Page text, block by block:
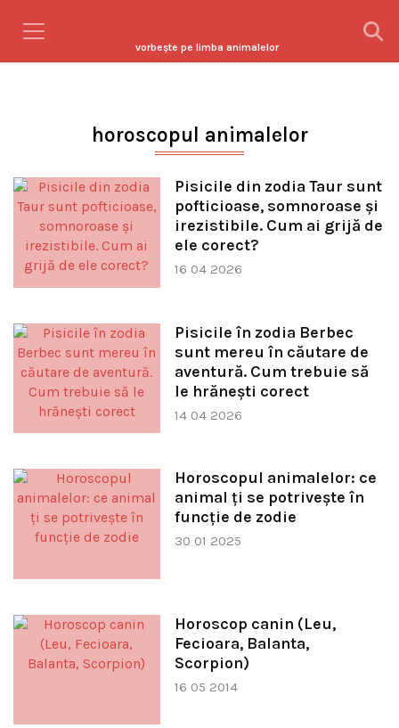
vorbeşte pe limba animalelor
horoscopul animalelor
Pisicile din zodia Taur sunt
pofticioase, somnoroase și
irezistibile. Cum ai grijă de
ele corect?
16 04 2026
Pisicile în zodia Berbec
sunt mereu în căutare de
aventură. Cum trebuie să
le hrănești corect
14 04 2026
Horoscopul animalelor: ce
animal ți se potrivește în
funcție de zodie
30 01 2025
Horoscop canin (Leu,
Fecioara, Balanta,
Scorpion)
16 05 2014